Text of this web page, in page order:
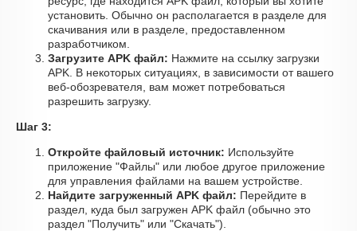
установить. Обычно он располагается в разделе для
скачивания или в разделе, предоставленном
разработчиком.
Загрузите APK файл: Нажмите на ссылку загрузки
APK. В некоторых ситуациях, в зависимости от вашего
веб-обозревателя, вам может потребоваться
разрешить загрузку.
Шаг 3:
Откройте файловый источник: Используйте
приложение "Файлы" или любое другое приложение
для управления файлами на вашем устройстве.
Найдите загруженный APK файл: Перейдите в
раздел, куда был загружен APK файл (обычно это
раздел "Получить" или "Скачать").